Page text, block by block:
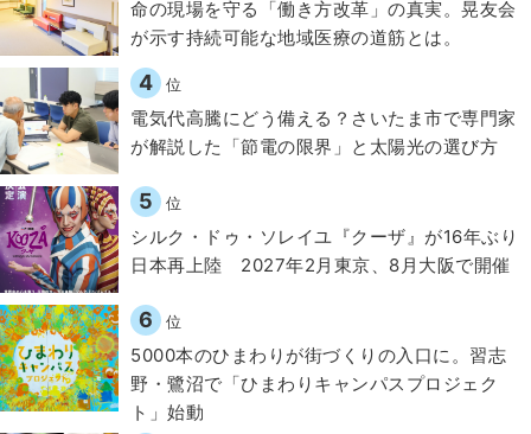
​命の現場を守る「働き方改革」の真実。晃友会
が示す持続可能な地域医療の道筋とは。
4 位
電気代高騰にどう備える？さいたま市で専門家
が解説した「節電の限界」と太陽光の選び方
5 位
シルク・ドゥ・ソレイユ『クーザ』が16年ぶり
日本再上陸 2027年2月東京、8月大阪で開催
6 位
5000本のひまわりが街づくりの入口に。習志
野・鷺沼で「ひまわりキャンパスプロジェク
ト」始動